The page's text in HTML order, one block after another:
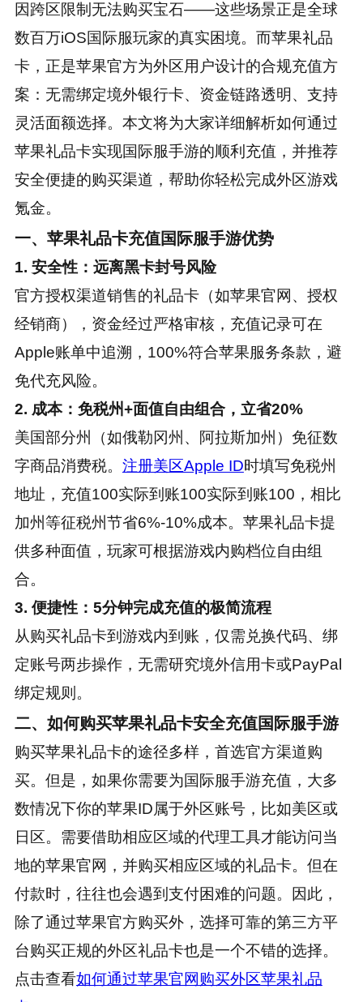
因跨区限制无法购买宝石——这些场景正是全球
数百万iOS国际服玩家的真实困境。而苹果礼品
卡，正是苹果官方为外区用户设计的合规充值方
案：无需绑定境外银行卡、资金链路透明、支持
灵活面额选择。本文将为大家详细解析如何通过
苹果礼品卡实现国际服手游的顺利充值，并推荐
安全便捷的购买渠道，帮助你轻松完成外区游戏
氪金。
一、苹果礼品卡充值国际服手游优势
1. 安全性：远离黑卡封号风险
官方授权渠道销售的礼品卡（如苹果官网、授权
经销商），资金经过严格审核，充值记录可在
Apple账单中追溯，100%符合苹果服务条款，避
免代充风险。
2. 成本：免税州+面值自由组合，立省20%
美国部分州（如俄勒冈州、阿拉斯加州）免征数
字商品消费税。 注册美区Apple ID时填写免税州
地址，充值100实际到账100实际到账100，相比
加州等征税州节省6%-10%成本。苹果礼品卡提
供多种面值，玩家可根据游戏内购档位自由组
合。
3. 便捷性：5分钟完成充值的极简流程
从购买礼品卡到游戏内到账，仅需兑换代码、绑
定账号两步操作，无需研究境外信用卡或PayPal
绑定规则。
二、如何购买苹果礼品卡安全充值国际服手游
购买苹果礼品卡的途径多样，首选官方渠道购
买。但是，如果你需要为国际服手游充值，大多
数情况下你的苹果ID属于外区账号，比如美区或
日区。需要借助相应区域的代理工具才能访问当
地的苹果官网，并购买相应区域的礼品卡。但在
付款时，往往也会遇到支付困难的问题。因此，
除了通过苹果官方购买外，选择可靠的第三方平
台购买正规的外区礼品卡也是一个不错的选择。
点击查看如何通过苹果官网购买外区苹果礼品